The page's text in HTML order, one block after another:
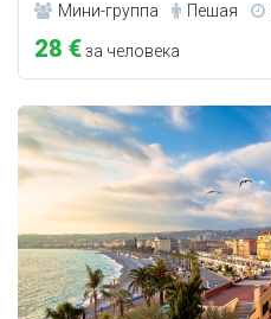
Мини-группа Пешая
28 €за человека